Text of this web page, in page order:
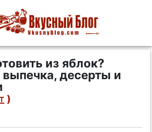
из яблок?
десерты и
)